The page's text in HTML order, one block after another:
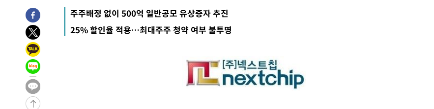
-5103초 전 >
[속보]규제합리화위원회 부위원장에 김태유 서울대 공대 교수…이병
태 후임
-1461초 전 >
[속보]국힘 윤리위, '돌려차기 발언' 진종오·서범수 징계 절차 개시
53분 전 >
[속보] 7월 중국 수출 23.9%↑ 수입 27.5%↑…무역총액 25.3%↑
-31782초 전 >
-27645초 전 >
[속보]이 대통령 "부동산 공급 기존 사고방식 매달리지 말고 과감히
실천"
-26730초 전 >
이란, "오만과 '중앙 단일 루트' 합의…북쪽 인바운드·남쪽 아웃바
운드는 임시"
-18298초 전 >
"낮 기온 소폭 하락"…수도권 폭염중대경보, 폭염경보로 하향
-18262초 전 >
주주배정 없이 500억 일반공모 유상증자 추진
25% 할인율 적용…최대주주 청약 여부 불투명